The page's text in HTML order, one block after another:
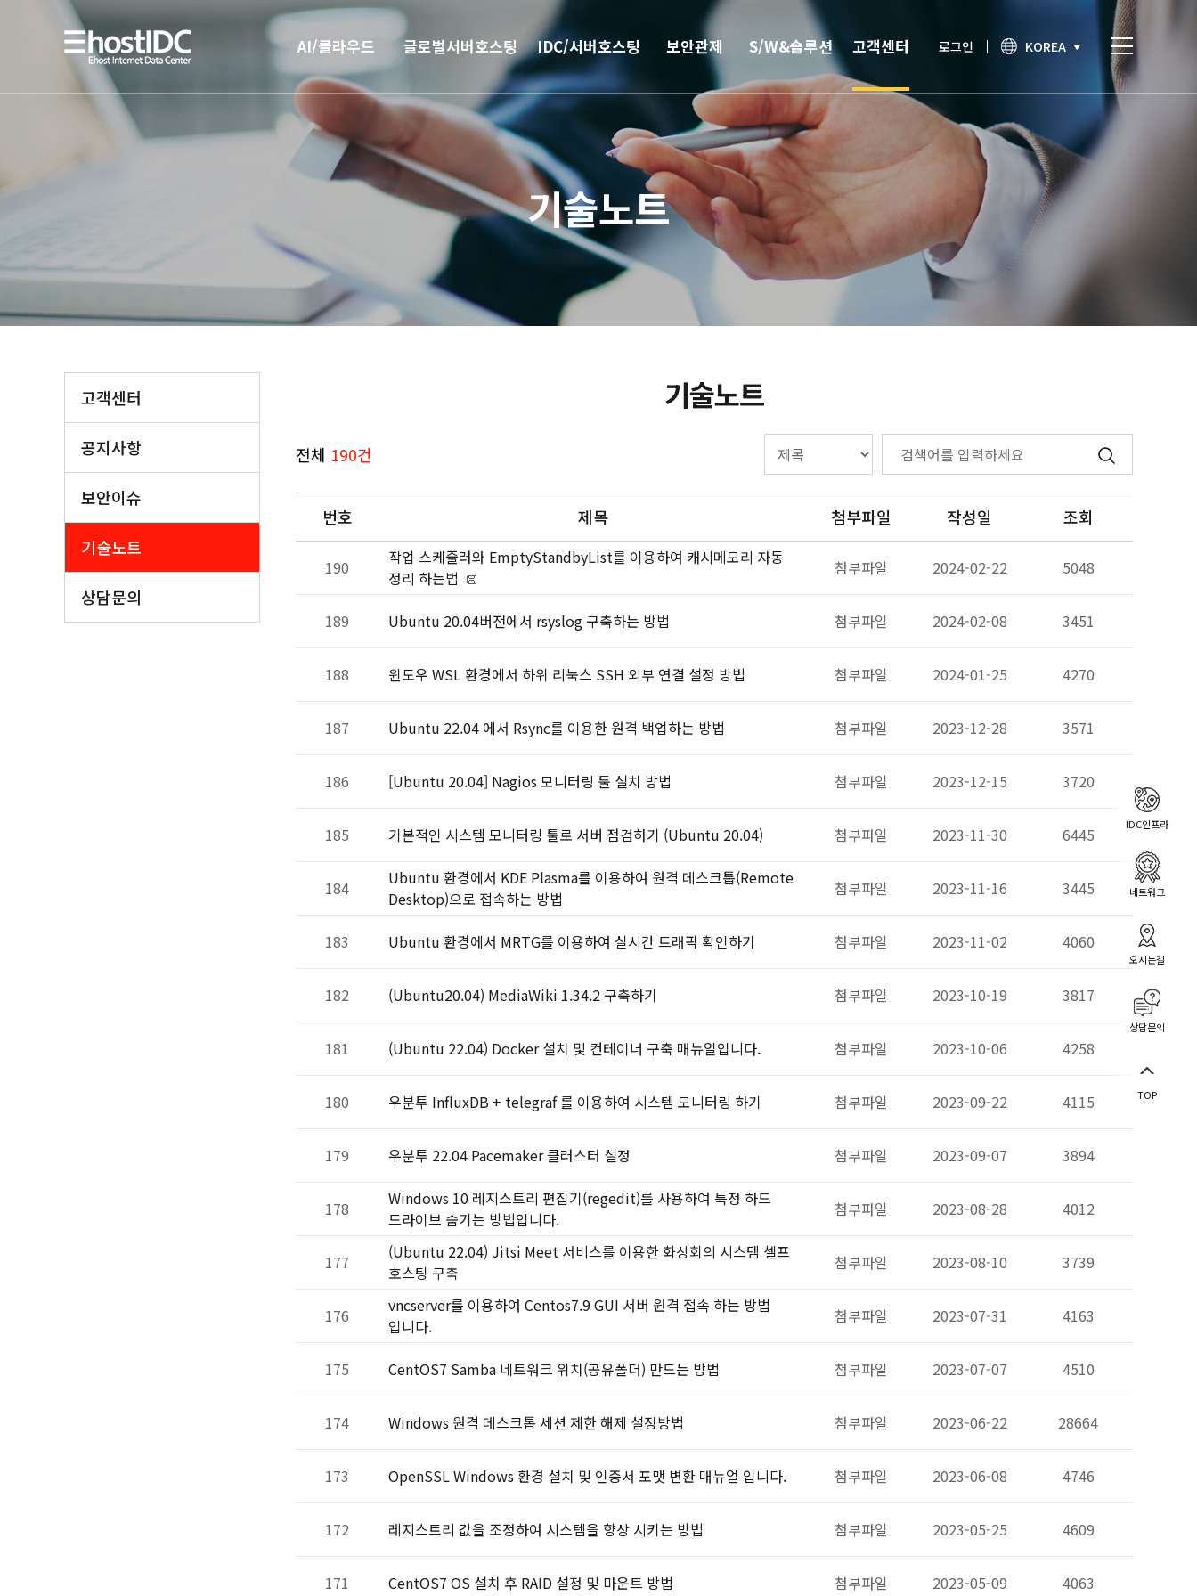
AI/클라우드
AI 인프라
AI 전용 서버호스팅
글로벌서버호스팅
해외
IDC/서버호스팅
서버호스팅
CN2 중국회선
서버 매니지먼트
IPFS 구축
L4 로드밸런싱
보안관제
안티랜섬웨어
웹격리(RBI)
방화벽
보안솔루션
DDoS & 백신
S/W&솔루션
부가서비스
SSO 통합인증
모바일 간편인증
고객센터
공지사항
기술노트
상담문의
로그인 KOREA
기술노트
고객센터
공지사항
보안이슈
기술노트
상담문의
기술노트
전체 190건
번호 제목 첨부파일 작성일 조회
190
작업 스케줄러와 EmptyStandbyList를 이용하여 캐시메모리 자동
정리 하는법
첨부파일 2024-02-22 5048
189 Ubuntu 20.04버전에서 rsyslog 구축하는 방법 첨부파일 2024-02-08 3451
188 윈도우 WSL 환경에서 하위 리눅스 SSH 외부 연결 설정 방법 첨부파일 2024-01-25 4270
187 Ubuntu 22.04 에서 Rsync를 이용한 원격 백업하는 방법 첨부파일 2023-12-28 3571
186 [Ubuntu 20.04] Nagios 모니터링 툴 설치 방법 첨부파일 2023-12-15 3720
185 기본적인 시스템 모니터링 툴로 서버 점검하기 (Ubuntu 20.04) 첨부파일 2023-11-30 6445
184
Ubuntu 환경에서 KDE Plasma를 이용하여 원격 데스크톱(Remote
Desktop)으로 접속하는 방법
첨부파일 2023-11-16 3445
183 Ubuntu 환경에서 MRTG를 이용하여 실시간 트래픽 확인하기 첨부파일 2023-11-02 4060
182 (Ubuntu20.04) MediaWiki 1.34.2 구축하기 첨부파일 2023-10-19 3817
181 (Ubuntu 22.04) Docker 설치 및 컨테이너 구축 매뉴얼입니다. 첨부파일 2023-10-06 4258
180 우분투 InfluxDB + telegraf 를 이용하여 시스템 모니터링 하기 첨부파일 2023-09-22 4115
179 우분투 22.04 Pacemaker 클러스터 설정 첨부파일 2023-09-07 3894
178
Windows 10 레지스트리 편집기(regedit)를 사용하여 특정 하드
드라이브 숨기는 방법입니다.
첨부파일 2023-08-28 4012
177
(Ubuntu 22.04) Jitsi Meet 서비스를 이용한 화상회의 시스템 셀프
호스팅 구축
첨부파일 2023-08-10 3739
176
vncserver를 이용하여 Centos7.9 GUI 서버 원격 접속 하는 방법
입니다.
첨부파일 2023-07-31 4163
175 CentOS7 Samba 네트워크 위치(공유폴더) 만드는 방법 첨부파일 2023-07-07 4510
174 Windows 원격 데스크톱 세션 제한 해제 설정방법 첨부파일 2023-06-22 28664
173 OpenSSL Windows 환경 설치 및 인증서 포맷 변환 매뉴얼 입니다. 첨부파일 2023-06-08 4746
172 레지스트리 값을 조정하여 시스템을 향상 시키는 방법 첨부파일 2023-05-25 4609
171 CentOS7 OS 설치 후 RAID 설정 및 마운트 방법 첨부파일 2023-05-09 4063
IDC인프라
네트워크
오시는길
상담문의
TOP